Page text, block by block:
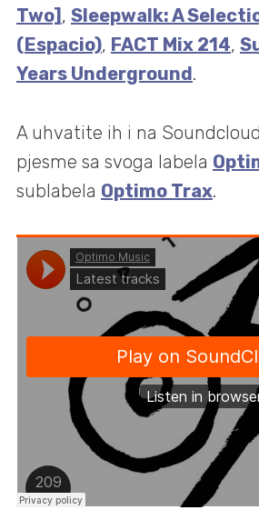
Two] , Sleepwalk: A
(Espacio), FACT Mix 214,
Years Underground.
A uhvatite ih i na
pjesme sa svoga labela
sublabela Optimo Trax.